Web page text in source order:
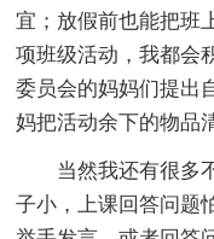
宜；放假前也能把班
项班级活动，我都会
委员会的妈妈们提出
妈把活动余下的物品
当然我还有很多
子小，上课回答问题